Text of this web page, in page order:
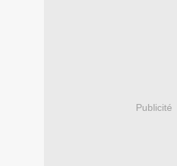
Publicité